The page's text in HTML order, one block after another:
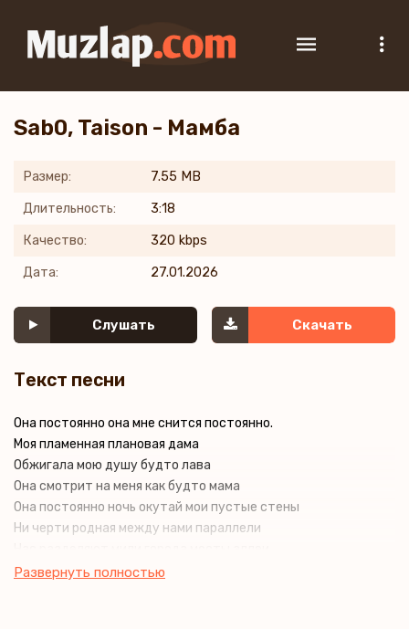
Sab0, Taison - Мамба
Размер: 7.55 MB
Длительность: 3:18
Качество: 320 kbps
Дата: 27.01.2026
Слушать Скачать
Текст песни
Она постоянно она мне снится постоянно.
Моя пламенная плановая дама
Обжигала мою душу будто лава
Она смотрит на меня как будто мама
Она постоянно ночь окутай мои пустые стены
Ни черти родная между нами параллели
Эти будни без тебя как будто догорели
Развернуть полностью